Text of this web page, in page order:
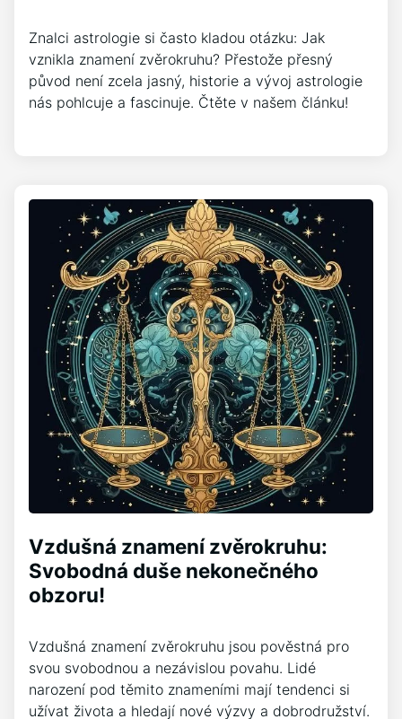
Znalci astrologie si často kladou otázku: Jak
vznikla znamení zvěrokruhu? Přestože přesný
původ není zcela jasný, historie a vývoj astrologie
nás pohlcuje a fascinuje. Čtěte v našem článku!
Vzdušná znamení zvěrokruhu:
Svobodná duše nekonečného
obzoru!
Vzdušná znamení zvěrokruhu jsou pověstná pro
svou svobodnou a nezávislou povahu. Lidé
narození pod těmito znameními mají tendenci si
užívat života a hledají nové výzvy a dobrodružství.